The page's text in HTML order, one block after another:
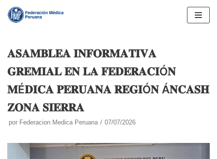
contenido
𝐀𝐒𝐀𝐌𝐁𝐋𝐄𝐀 𝐈𝐍𝐅𝐎𝐑𝐌𝐀𝐓𝐈𝐕𝐀
𝐆𝐑𝐄𝐌𝐈𝐀𝐋 𝐄𝐍 𝐋𝐀 𝐅𝐄𝐃𝐄𝐑𝐀𝐂𝐈Ó𝐍
𝐌É𝐃𝐈𝐂𝐀 𝐏𝐄𝐑𝐔𝐀𝐍𝐀 𝐑𝐄𝐆𝐈Ó𝐍 Á𝐍𝐂𝐀𝐒𝐇
𝐙𝐎𝐍𝐀 𝐒𝐈𝐄𝐑𝐑𝐀
por Federacion Medica Peruana 07/07/2026